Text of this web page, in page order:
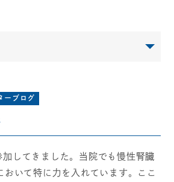
ーブログ
してきました。当院でも慢性腎臓
いて特に力を入れています。ここ